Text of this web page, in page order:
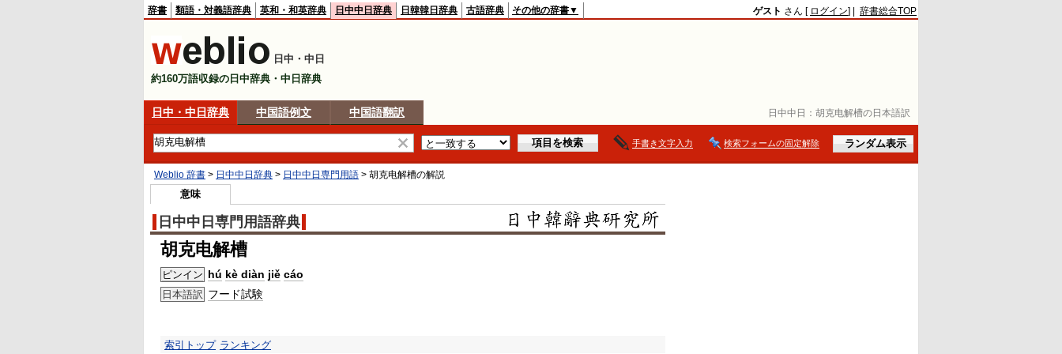
日中中日： 胡克电解槽の日本語訳
辞書 類語・対義語辞典 英和・和英辞典 日中中日辞典 日韓韓日辞典 古語辞典 その他の辞書▼ ゲスト さん [ ログイン] | 辞書総合TOP
日中・中日
約160万語収録の日中辞典・中日辞典
日中・中日辞典 中国語例文 中国語翻訳
手書き文字入力 検索フォームの固定解除
Weblio 辞書 > 日中中日辞典 > 日中中日専門用語 > 胡克电解槽の解説
意味
日中中日専門用語辞典
胡克电解槽
ピンイン hú kè diàn jiě cáo
日本語訳 フード試験
索引トップ ランキング